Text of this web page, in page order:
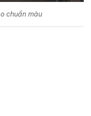
chuẩn màu